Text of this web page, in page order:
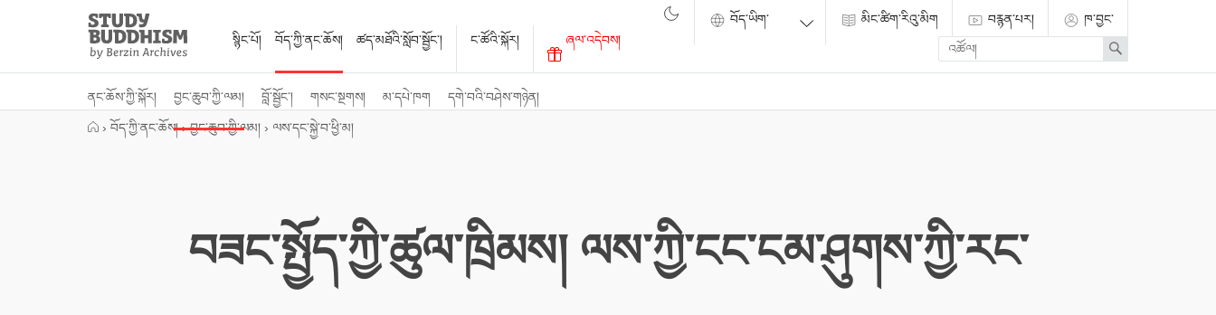
Study
Buddhism
Home
སྙིང་པོ། བོད་ཀྱི་ནང་ཆོས།
ནང་ཆོས་ཀྱི་སྐོར། བྱང་ཆུབ་ཀྱི་ལམ། བློ་སྦྱོང་། གསང་སྔགས། མ་དཔེ་ཁག དགེ་བའི་བཤེས་གཉེན།
ཚད་མཐོའི་སློབ་སྦྱོང་། ང་ཚོའི་སྐོར། ཞལ་འདེབས།
མིང་ཚིག་རིའུ་མིག བརྙན་པར།
ཁ་བྱང་
Enter
search
term
Search
› བོད་ཀྱི་ནང་ཆོས། ›བྱང་ཆུབ་ཀྱི་ལམ། › ལས་དང་སྐྱེ་བ་ཕྱི་མ།
བཟང་སྤྱོད་ཀྱི་ཚུལ་ཁྲིམས། ལས་ཀྱི་ངང་ངམ་ཤུགས་ཀྱི་རང་